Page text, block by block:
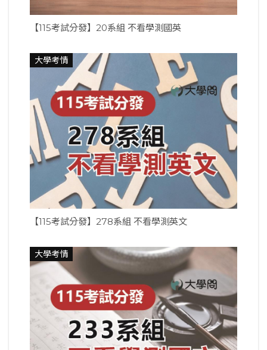
【115考試分發】20系組 不看學測國英
大學考情
【115考試分發】278系組 不看學測英文
大學考情